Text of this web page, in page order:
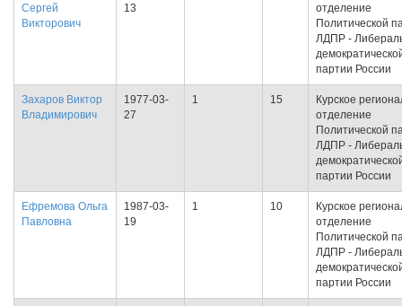
Сергей
Викторович
13
отделение
Политической
ЛДПР -
партии России
Захаров Виктор
Владимирович
1977-03-
27
1 15
Курское
отделение
Политической
ЛДПР -
партии России
Ефремова Ольга
Павловна
1987-03-
19
1 10
Курское
отделение
Политической
ЛДПР -
партии России